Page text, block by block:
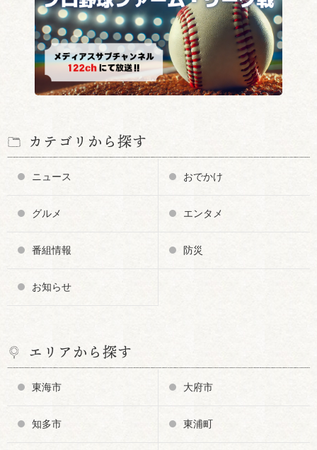
カテゴリから探す
ニュース おでかけ
グルメ エンタメ
番組情報 防災
お知らせ
エリアから探す
東海市 大府市
知多市 東浦町